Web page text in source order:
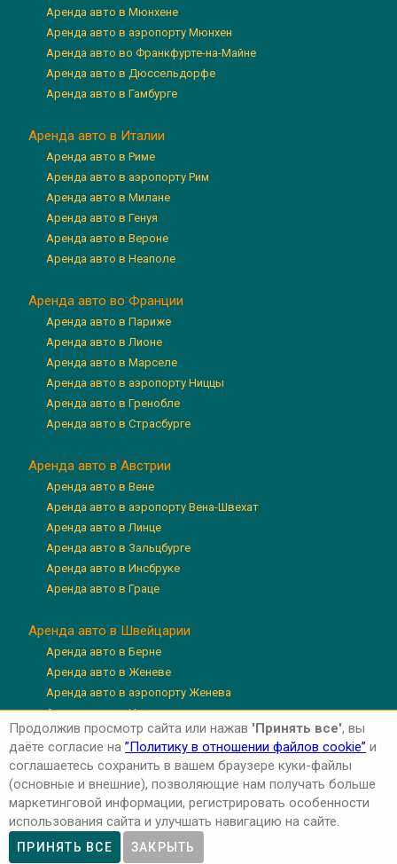
Аренда авто в Мюнхене
Аренда авто в аэропорту Мюнхен
Аренда авто во Франкфурте-на-Майне
Аренда авто в Дюссельдорфе
Аренда авто в Гамбурге
Аренда авто в Италии
Аренда авто в Риме
Аренда авто в аэропорту Рим
Аренда авто в Милане
Аренда авто в Генуя
Аренда авто в Вероне
Аренда авто в Неаполе
Аренда авто во Франции
Аренда авто в Париже
Аренда авто в Лионе
Аренда авто в Марселе
Аренда авто в аэропорту Ниццы
Аренда авто в Гренобле
Аренда авто в Страсбурге
Аренда авто в Австрии
Аренда авто в Вене
Аренда авто в аэропорту Вена-Швехат
Аренда авто в Линце
Аренда авто в Зальцбурге
Аренда авто в Инсбруке
Аренда авто в Граце
Аренда авто в Швейцарии
Аренда авто в Берне
Аренда авто в Женеве
Аренда авто в аэропорту Женева
Аренда авто в Цюрихе
Аренда авто в аэропорту Цюрих
Аренда авто в Люцерне
Авторские права © 2026 'Авто-Аренда'
Privacy Policy
Продолжив просмотр сайта или нажав 'Принять все', вы
даёте согласие на ”Политику в отношении файлов cookie” и
соглашаетесь сохранить в вашем браузере куки-файлы
(основные и внешние), позволяющие нам получать больше
маркетинговой информации, регистрировать особенности
использования сайта и улучшать навигацию на сайте.
ПРИНЯТЬ ВСЕ ЗАКРЫТЬ